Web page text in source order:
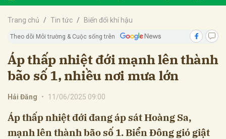
Trang chủ Tin tức Biến đổi khí hậu
Theo dõi Môi trường & Cuộc sống trên
Áp thấp nhiệt đới mạnh lên thành
bão số 1, nhiều nơi mưa lớn
Hải Đăng • 11/06/2025 09:00
Áp thấp nhiệt đới đang áp sát Hoàng Sa,
mạnh lên thành bão số 1. Biển Đông gió giật
Hủy